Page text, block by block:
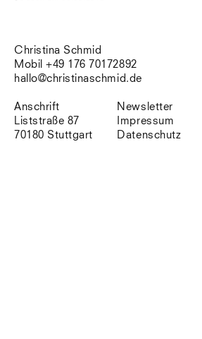
Christina Schmid
Mobil +49 176 70172892
hallo@christinaschmid.de
Anschrift
Liststraße 87
70180 Stuttgart
Newsletter
Impressum
Datenschutz